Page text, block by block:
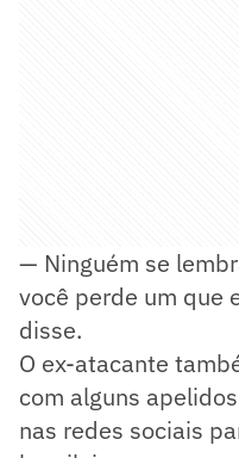
— Ninguém se
você perde um que
disse.
O ex-atacante
com alguns
nas redes sociais